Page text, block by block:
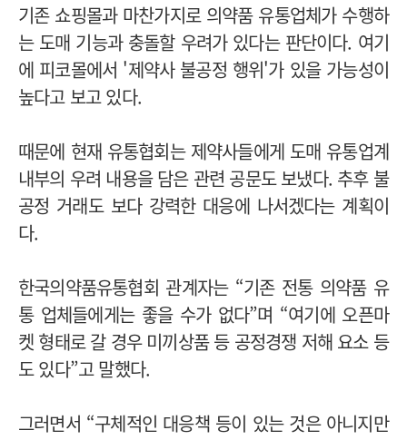
기존 쇼핑몰과 마찬가지로 의약품 유통업체가 수행하
는 도매 기능과 충돌할 우려가 있다는 판단이다. 여기
에 피코몰에서 '제약사 불공정 행위'가 있을 가능성이
높다고 보고 있다.
때문에 현재 유통협회는 제약사들에게 도매 유통업계
내부의 우려 내용을 담은 관련 공문도 보냈다. 추후 불
공정 거래도 보다 강력한 대응에 나서겠다는 계획이
다.
한국의약품유통협회 관계자는 “기존 전통 의약품 유
통 업체들에게는 좋을 수가 없다”며 “여기에 오픈마
켓 형태로 갈 경우 미끼상품 등 공정경쟁 저해 요소 등
도 있다”고 말했다.
그러면서 “구체적인 대응책 등이 있는 것은 아니지만